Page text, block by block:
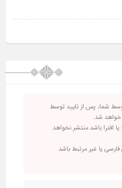
شما، پس از تایید توسط
خواهد شد.
افترا باشد منتشر نخواهد
فارسی یا غیر مرتبط باشد